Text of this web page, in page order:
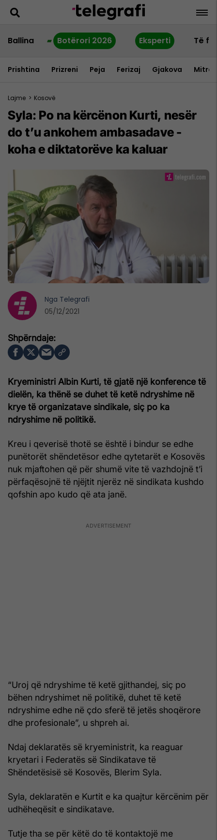
Ballina Botërori 2026 Eksperti Të
Prishtina Prizreni Peja Ferizaj Gjakova
Lajme > Kosovë
Syla: Po na kërcënon Kurti, nesër
do t’u ankohem ambasadave -
koha e diktatorëve ka kaluar
Kryeministri Albin Kurti, të gjatë një konference të
dielën, ka thënë se duhet të ketë ndryshime në
krye të organizatave sindikale, siç po ka
ndryshime në politikë.
Kreu i qeverisë thotë se është i bindur se edhe
punëtorët shëndetësor edhe qytetarët e Kosovës
nuk mjaftohen që për shumë vite të vazhdojnë t’i
përfaqësojnë të njëjtit njerëz në sindikata kushdo
qofshin apo kudo që ata janë.
“Uroj që ndryshime të ketë gjithandej, siç po
bëhen ndryshimet në politikë, duhet të ketë
ndryshime edhe në çdo sferë të jetës shoqërore
dhe profesionale”, u shpreh ai.
Ndaj deklaratës së kryeministrit, ka reaguar
kryetari i Federatës së Sindikatave të
Shëndetësisë së Kosovës, Blerim Syla.
Syla, deklaratën e Kurtit e ka quajtur kërcënim për
udhëheqësit e sindikatave.
Tutje tha se për këtë do të kontaktojë me
Nga Telegrafi
05/12/2021